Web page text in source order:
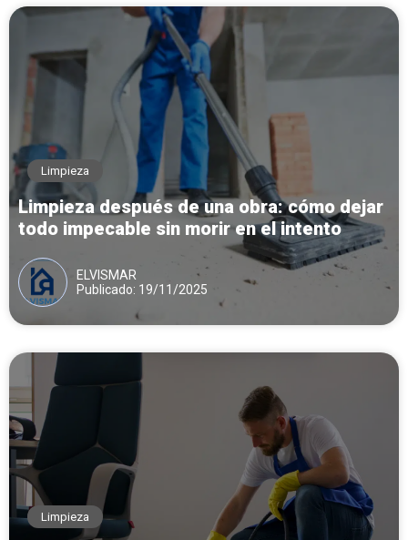
Limpieza
Limpieza después de una obra: cómo dejar
todo impecable sin morir en el intento
ELVISMAR
Publicado: 19/11/2025
Limpieza